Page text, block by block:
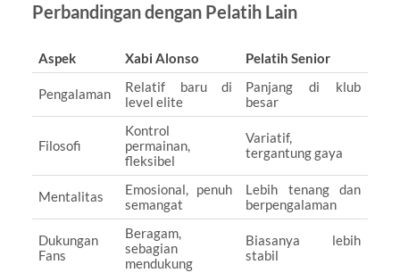
Perbandingan dengan Pelatih Lain
Aspek Xabi Alonso Pelatih Senior
Pengalaman
Relatif baru di
level elite
Panjang di klub
besar
Filosofi
Kontrol
permainan,
fleksibel
Variatif,
tergantung gaya
Mentalitas
Emosional, penuh
semangat
Lebih tenang dan
berpengalaman
Dukungan
Fans
Beragam,
sebagian
mendukung
Biasanya lebih
stabil